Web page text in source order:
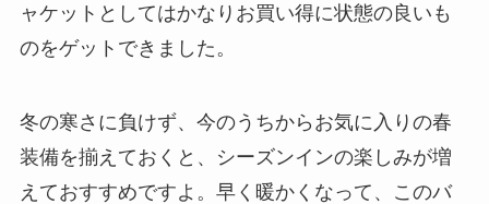
ャケットとしてはかなりお買い得に状態の良いも
のをゲットできました。
冬の寒さに負けず、今のうちからお気に入りの春
装備を揃えておくと、シーズンインの楽しみが増
えておすすめですよ。早く暖かくなって、このバ